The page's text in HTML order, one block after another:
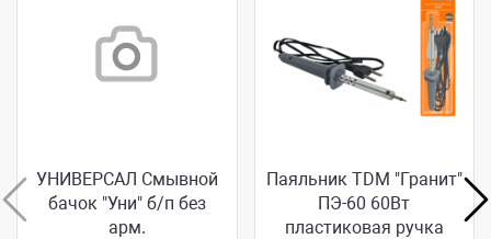
УНИВЕРСАЛ Смывной
бачок "Уни" б/п без
арм.
Паяльник TDM "Гранит"
ПЭ-60 60Вт
пластиковая ручка